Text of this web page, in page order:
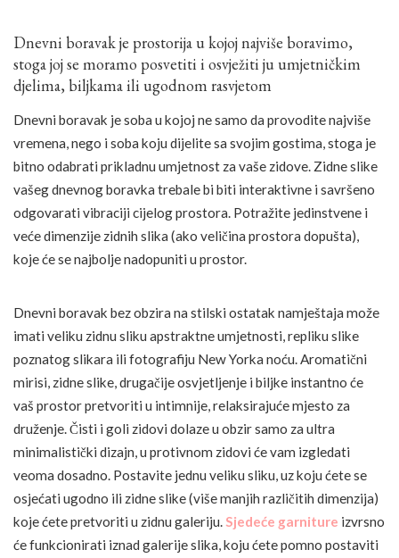
Dnevni boravak je prostorija u kojoj najviše boravimo,
stoga joj se moramo posvetiti i osvježiti ju umjetničkim
djelima, biljkama ili ugodnom rasvjetom
Dnevni boravak je soba u kojoj ne samo da provodite najviše
vremena, nego i soba koju dijelite sa svojim gostima, stoga je
bitno odabrati prikladnu umjetnost za vaše zidove. Zidne slike
vašeg dnevnog boravka trebale bi biti interaktivne i savršeno
odgovarati vibraciji cijelog prostora. Potražite jedinstvene i
veće dimenzije zidnih slika (ako veličina prostora dopušta),
koje će se najbolje nadopuniti u prostor.
Dnevni boravak bez obzira na stilski ostatak namještaja može
imati veliku zidnu sliku apstraktne umjetnosti, repliku slike
poznatog slikara ili fotografiju New Yorka noću. Aromatični
mirisi, zidne slike, drugačije osvjetljenje i biljke instantno će
vaš prostor pretvoriti u intimnije, relaksirajuće mjesto za
druženje. Čisti i goli zidovi dolaze u obzir samo za ultra
minimalistički dizajn, u protivnom zidovi će vam izgledati
veoma dosadno. Postavite jednu veliku sliku, uz koju ćete se
osjećati ugodno ili zidne slike (više manjih različitih dimenzija)
koje ćete pretvoriti u zidnu galeriju. Sjedeće garniture izvrsno
će funkcionirati iznad galerije slika, koju ćete pomno postaviti